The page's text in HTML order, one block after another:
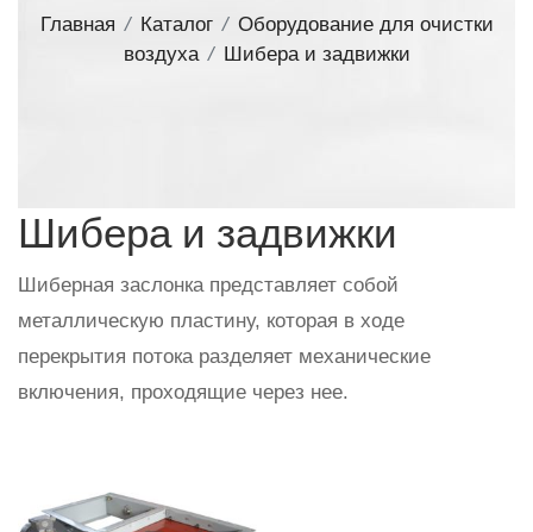
Главная / Каталог / Оборудование для очистки
воздуха / Шибера и задвижки
Шибера и задвижки
Шиберная заслонка представляет собой
металлическую пластину, которая в ходе
перекрытия потока разделяет механические
включения, проходящие через нее.